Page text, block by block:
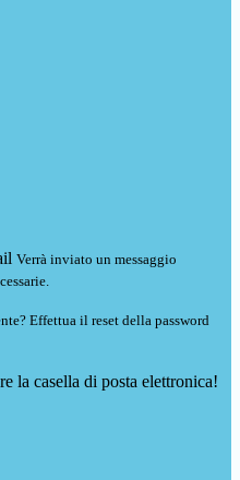
Verrà inviato un messaggio
Effettua il reset della password
la casella di posta elettronica!